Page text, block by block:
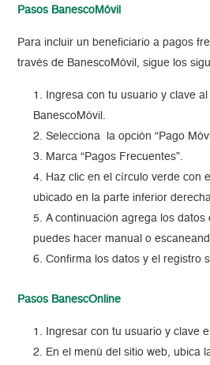
Pasos BanescoMóvil
Para incluir un beneficiario a pagos
través de BanescoMóvil, sigue los
Ingresa con tu usuario y clave
BanescoMóvil.
Selecciona la opción “Pago
Marca “Pagos Frecuentes”.
Haz clic en el círculo verde con
ubicado en la parte inferior
A continuación agrega los datos
puedes hacer manual o
Confirma los datos y el registro
Pasos BanescOnline
Ingresar con tu usuario y clave
En el menú del sitio web, ubica